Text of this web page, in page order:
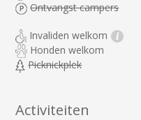
Ontvangst campers
Invaliden welkom i
Honden welkom
Picknickplek
Activiteiten